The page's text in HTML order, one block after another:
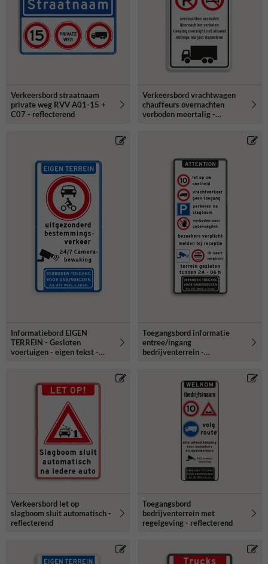
Verkeersbord straatnaam
private weg RVV A01-15 +
C07 - reflecterend
Verkeersbord vrachtwagen
chauffeurs overnachten
verboden meertalig -
Informatiebord EIGEN
TERREIN - Gesloten
voertuigen - eigen tekst -
Toegangsbord informatie
entree/ingang
bedrijventerrein -
Verkeersbord let op
slagboom sluit automatisch -
reflecterend
Toegangsbord
bedrijventerrein met
regelgeving - reflecterend